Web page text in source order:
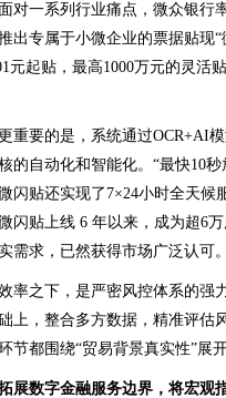
面对一系列行业痛点，微众银行
出专属于小微企业的票据贴现
元起贴，最高1000万元的灵活
更重要的是，系统通过OCR+AI
的自动化和智能化。“最快10
闪贴还实现了7×24小时全天
闪贴上线 6 年以来，成为超6
需求，已然获得市场广泛认可。
率之下，是严密风控体系的强
上，整合多方数据，精准评估
节都围绕“贸易背景真实性”展
展数字金融服务边界，将宏观